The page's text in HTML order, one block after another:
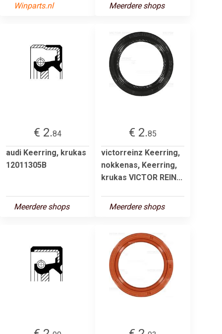
Winparts.nl Meerdere shops
€ 2.84
audi Keerring, krukas
12011305B
Meerdere shops
€ 2.85
victorreinz Keerring,
nokkenas, Keerring,
krukas VICTOR REIN...
Meerdere shops